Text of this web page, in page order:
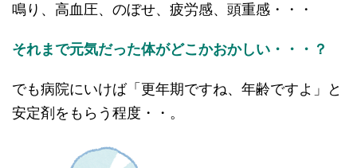
鳴り、高血圧、のぼせ、疲労感、頭重感・・・
それまで元気だった体がどこかおかしい・・・？
でも病院にいけば「更年期ですね、年齢ですよ」と
安定剤をもらう程度・・。